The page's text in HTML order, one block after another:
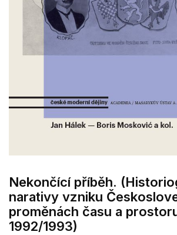
Nekončící příběh.
narativy vzniku
proměnách času a
1992/1993)